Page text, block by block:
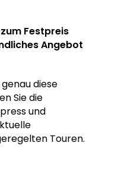
Festpreis
Angebot
diese
Sie die
und
Touren.